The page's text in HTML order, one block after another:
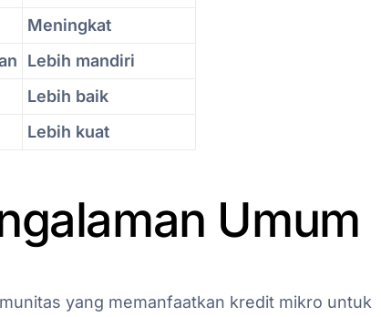
Meningkat
Lebih mandiri
Lebih baik
Lebih kuat
Umum
yang memanfaatkan kredit mikro untuk